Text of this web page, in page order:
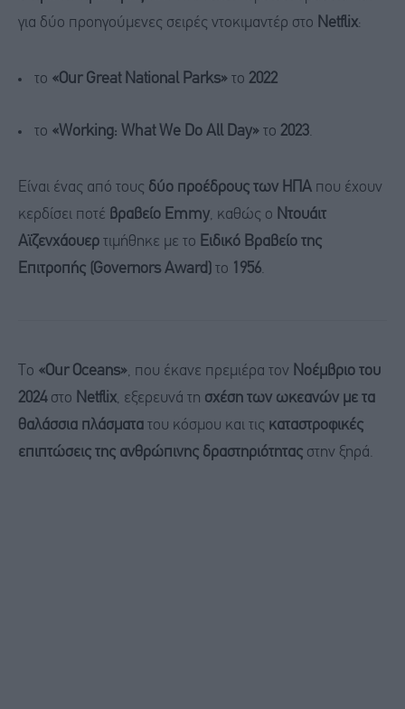
για δύο προηγούμενες σειρές ντοκιμαντέρ στο Netflix:
το «Our Great National Parks» το 2022
το «Working: What We Do All Day» το 2023.
Είναι ένας από τους δύο προέδρους των ΗΠΑ που έχουν
κερδίσει ποτέ βραβείο Emmy, καθώς ο Ντουάιτ
Αϊζενχάουερ τιμήθηκε με το Ειδικό Βραβείο της
Επιτροπής (Governors Award) το 1956.
Το «Our Oceans», που έκανε πρεμιέρα τον Νοέμβριο του
2024στο Netflix, εξερευνά τη σχέση των ωκεανών με τα
θαλάσσια πλάσματα του κόσμου και τις καταστροφικές
επιπτώσεις της ανθρώπινης δραστηριότητας στην ξηρά.